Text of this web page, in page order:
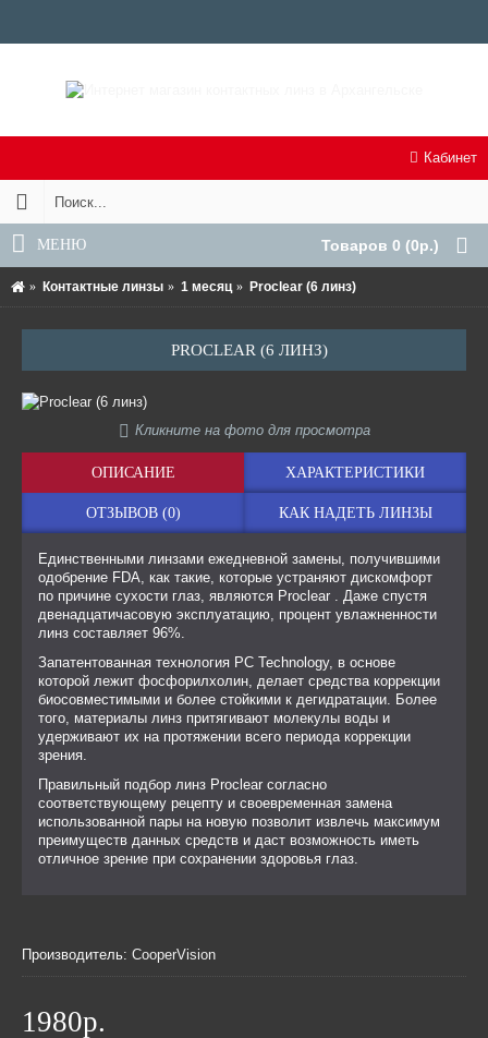
Товаров 0 (0р.)
Кабинет
МЕНЮ
Контактные линзы 1 месяц Proclear (6 линз)
PROCLEAR (6 ЛИНЗ)
Кликните на фото для просмотра
ОПИСАНИЕ ХАРАКТЕРИСТИКИ
ОТЗЫВОВ (0) КАК НАДЕТЬ ЛИНЗЫ
Единственными линзами ежедневной замены, получившими
одобрение FDA, как такие, которые устраняют дискомфорт
по причине сухости глаз, являются Proclear . Даже спустя
двенадцатичасовую эксплуатацию, процент увлажненности
линз составляет 96%.
Запатентованная технология PC Technology, в основе
которой лежит фосфорилхолин, делает средства коррекции
биосовместимыми и более стойкими к дегидратации. Более
того, материалы линз притягивают молекулы воды и
удерживают их на протяжении всего периода коррекции
зрения.
Правильный подбор линз Proclear согласно
соответствующему рецепту и своевременная замена
использованной пары на новую позволит извлечь максимум
преимуществ данных средств и даст возможность иметь
отличное зрение при сохранении здоровья глаз.
Производитель: CooperVision
1980р.